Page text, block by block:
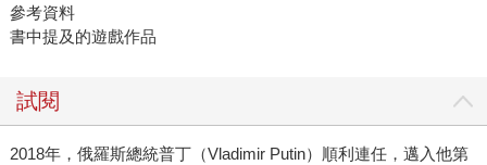
參考資料
書中提及的遊戲作品
試閱
2018年，俄羅斯總統普丁（Vladimir Putin）順利連任，邁入他第